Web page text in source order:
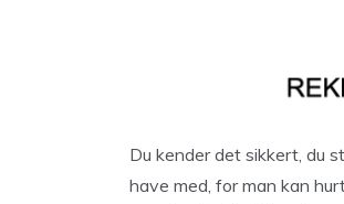
Du kender det sikkert, du
have med, for man kan